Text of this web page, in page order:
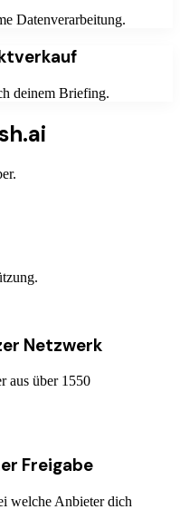
Datenverarbeitung.
deinem Briefing.
Netzwerk
aus über 1550
Freigabe
welche Anbieter dich